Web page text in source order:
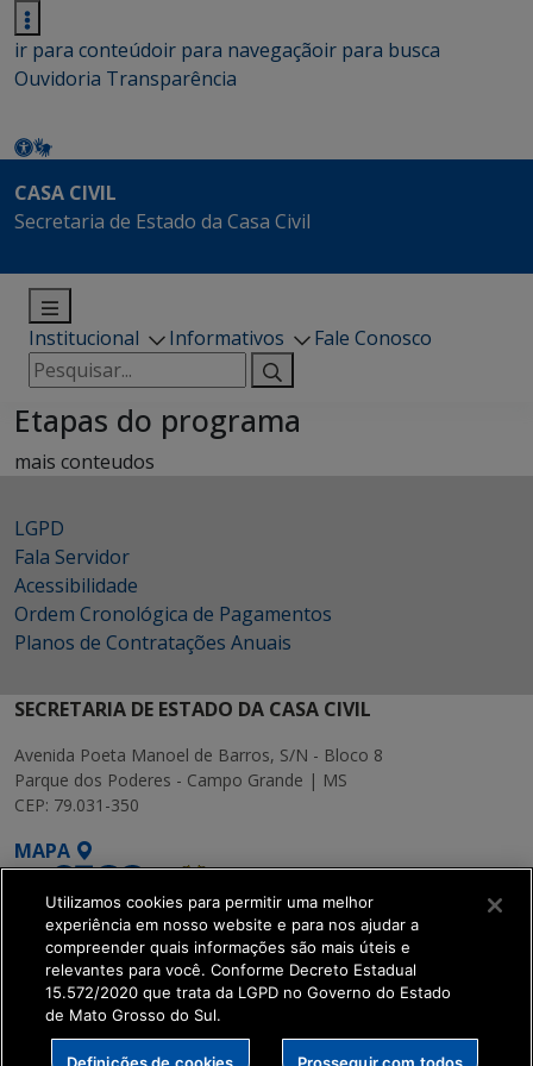
ir para conteúdoir para navegaçãoir para busca
Ouvidoria Transparência
CASA CIVIL
Secretaria de Estado da Casa Civil
Institucional Informativos
Fale Conosco
Pesquisar
por:
Etapas do programa
mais conteudos
LGPD
Fala Servidor
Acessibilidade
Ordem Cronológica de Pagamentos
Planos de Contratações Anuais
SECRETARIA DE ESTADO DA CASA CIVIL
Avenida Poeta Manoel de Barros, S/N - Bloco 8
Parque dos Poderes - Campo Grande | MS
CEP: 79.031-350
MAPA
SETDIG | Secretaria-
Executiva de
Transformação Digital
Utilizamos cookies para permitir uma melhor
experiência em nosso website e para nos ajudar a
compreender quais informações são mais úteis e
relevantes para você. Conforme Decreto Estadual
15.572/2020 que trata da LGPD no Governo do Estado
de Mato Grosso do Sul.
Definições de cookies Prosseguir com todos